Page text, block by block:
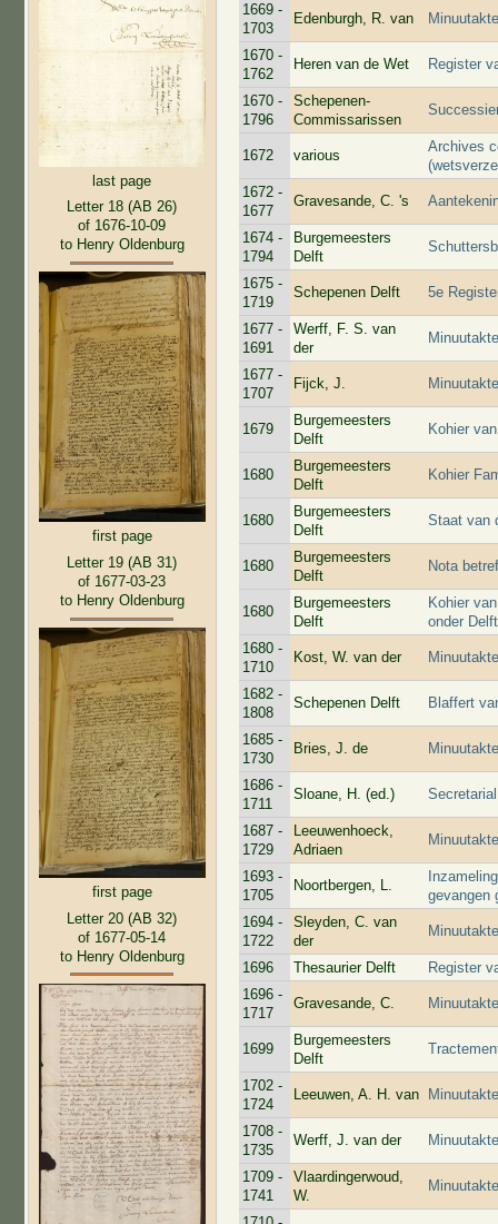
last page
Letter 18 (AB 26)
of 1676-10-09
to Henry Oldenburg
first page
Letter 19 (AB 31)
of 1677-03-23
to Henry Oldenburg
first page
Letter 20 (AB 32)
of 1677-05-14
to Henry Oldenburg
1669 -
1703
Edenburgh, R. van
1670 -
1762
Heren van de Wet Register
1670 -
1796
Schepenen-
Commissarissen
1672 various
Archives
1672 -
1677
Gravesande, C. 's
1674 -
1794
Burgemeesters
Delft
1675 -
1719
Schepenen Delft 5e
1677 -
1691
Werff, F. S. van
der
1677 -
1707
Fijck, J.
1679
Burgemeesters
Delft
Kohier
1680
Burgemeesters
Delft
Kohier
1680
Burgemeesters
Delft
Staat van
1680
Burgemeesters
Delft
Nota
1680
Burgemeesters
Delft
Kohier
onder
1680 -
1710
Kost, W. van der
1682 -
1808
Schepenen Delft Blaffert
1685 -
1730
Bries, J. de
1686 -
1711
Sloane, H. (ed.)
1687 -
1729
Leeuwenhoeck,
Adriaen
1693 -
1705
Noortbergen, L.
gevangen
1694 -
1722
Sleyden, C. van
der
1696 Thesaurier Delft
Register
1696 -
1717
Gravesande, C.
1699
Burgemeesters
Delft
1702 -
1724
Leeuwen, A. H. van
1708 -
1735
Werff, J. van der
1709 -
1741
Vlaardingerwoud,
W.